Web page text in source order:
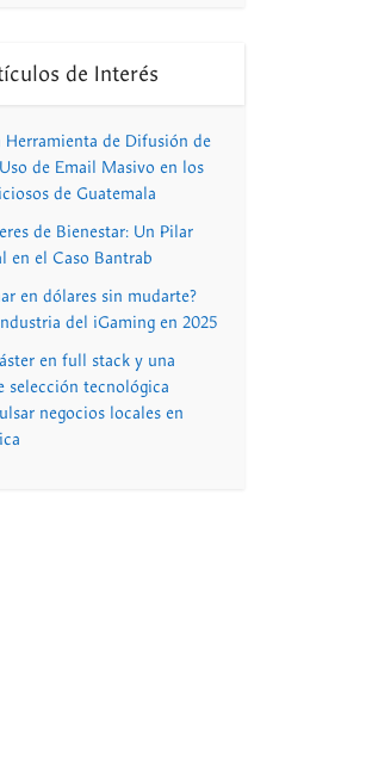
de Interés
Herramienta de Difusión de
de Email Masivo en los
de Guatemala
de Bienestar: Un Pilar
en el Caso Bantrab
en dólares sin mudarte?
del iGaming en 2025
en full stack y una
selección tecnológica
negocios locales en